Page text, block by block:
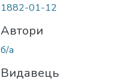
1882-01-12
Автори
б/а
Видавець